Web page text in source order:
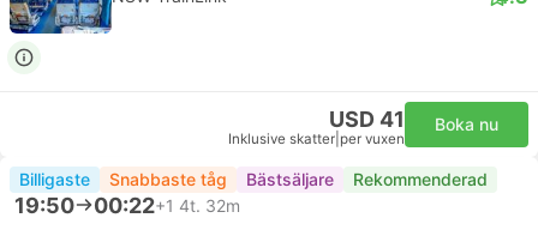
USD 41
Inklusive skatter per vuxen
Boka nu
Billigaste Snabbaste tåg Bästsäljare Rekommenderad
19:50 00:22+1 4t. 32m